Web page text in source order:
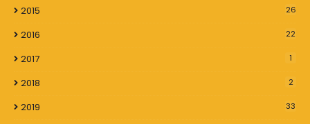
2015 26
2016 22
2017 1
2018 2
2019 33